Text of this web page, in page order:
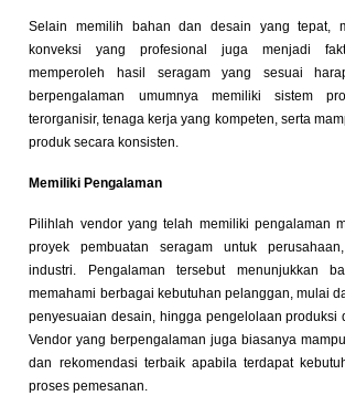
Selain memilih bahan dan desain yang tepat,
konveksi yang profesional juga menjadi
memperoleh hasil seragam yang sesuai
berpengalaman umumnya memiliki sistem
terorganisir, tenaga kerja yang kompeten, serta
produk secara konsisten.
Memiliki Pengalaman
Pilihlah vendor yang telah memiliki pengalaman
proyek pembuatan seragam untuk
industri. Pengalaman tersebut menunjukkan
memahami berbagai kebutuhan pelanggan, mulai
penyesuaian desain, hingga pengelolaan produksi
Vendor yang berpengalaman juga biasanya
dan rekomendasi terbaik apabila terdapat
proses pemesanan.